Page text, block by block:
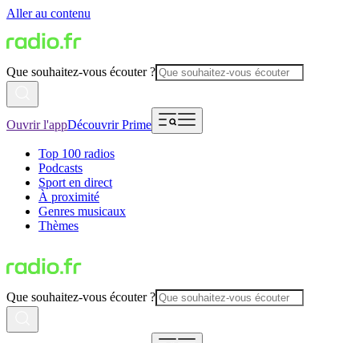
Aller au contenu
Que souhaitez-vous écouter ?
Ouvrir l'appDécouvrir Prime
Top 100 radios
Podcasts
Sport en direct
À proximité
Genres musicaux
Thèmes
Que souhaitez-vous écouter ?